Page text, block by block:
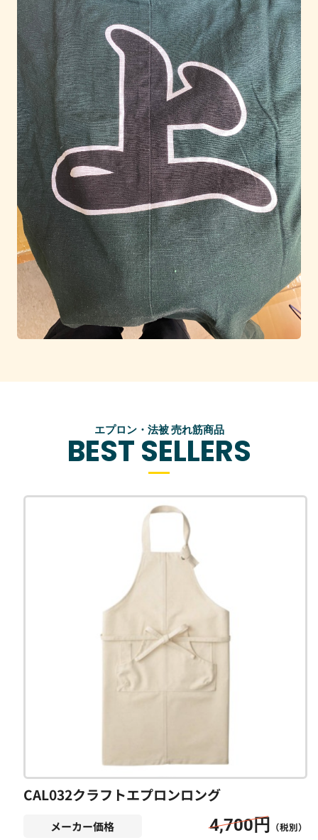
エプロン・法被 売れ筋商品
BEST SELLERS
CAL032クラフトエプロンロング
メーカー価格 4,700円 （税別）